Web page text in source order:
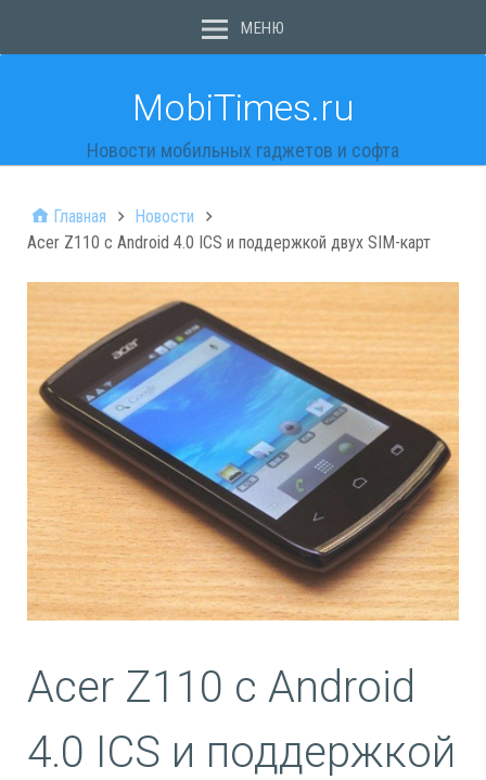
МЕНЮ
MobiTimes.ru
Новости мобильных гаджетов и софта
Главная
Новости
Acer Z110 с Android 4.0 ICS и поддержкой двух SIM-карт
Acer Z110 с Android
4.0 ICS и поддержкой